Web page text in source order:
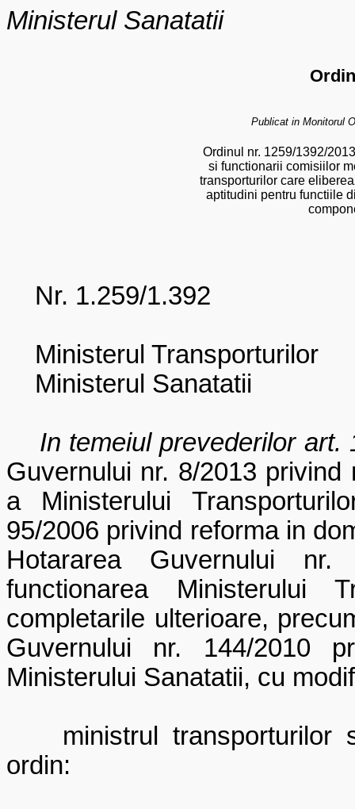
Ministerul Sanatatii
Publicat in Monitorul
Ordinul nr. 1259/1392/
si functionarii comisiilor
transporturilor care
aptitudini pentru functiile
Nr. 1.259/1.392
Ministerul Transporturilor
Ministerul Sanatatii
In temeiul prevederilor art.
Guvernului nr. 8/2013
a Ministerului
95/2006 privind reforma in
Hotararea Guvernului
functionarea Ministerului
completarile ulterioare,
Guvernului nr. 144/2010
Ministerului Sanatatii, cu
ministrul transporturilor
ordin: